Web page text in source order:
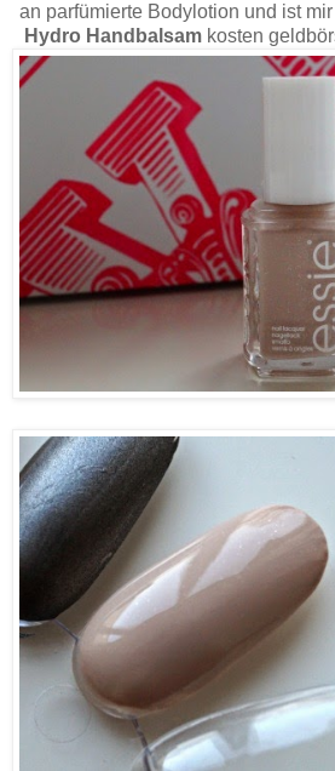
an parfümierte Bodylotion und ist
Hydro Handbalsamkosten